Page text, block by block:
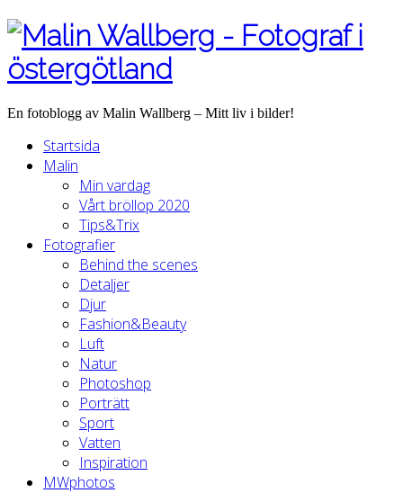
En fotoblogg av Malin Wallberg – Mitt liv i bilder!
Startsida
Malin
Min vardag
Vårt bröllop 2020
Tips&Trix
Fotografier
Behind the scenes
Detaljer
Djur
Fashion&Beauty
Luft
Natur
Photoshop
Porträtt
Sport
Vatten
Inspiration
MWphotos